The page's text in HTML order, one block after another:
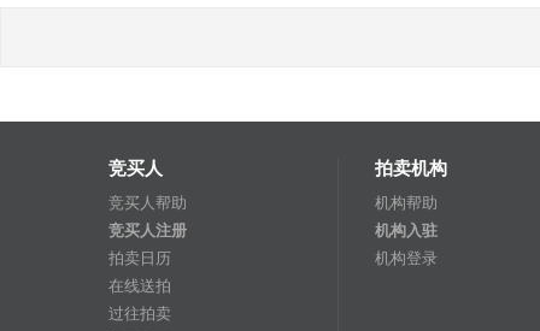
竞买人
竞买人帮助
竞买人注册
拍卖日历
在线送拍
过往拍卖
拍卖机构
机构帮助
机构入驻
机构登录